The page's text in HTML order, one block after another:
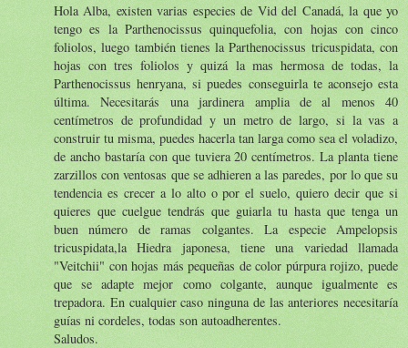
Hola Alba, existen varias especies de Vid del Canadá, la que yo
tengo es la Parthenocissus quinquefolia, con hojas con cinco
foliolos, luego también tienes la Parthenocissus tricuspidata, con
hojas con tres foliolos y quizá la mas hermosa de todas, la
Parthenocissus henryana, si puedes conseguirla te aconsejo esta
última. Necesitarás una jardinera amplia de al menos 40
centímetros de profundidad y un metro de largo, si la vas a
construir tu misma, puedes hacerla tan larga como sea el voladizo,
de ancho bastaría con que tuviera 20 centímetros. La planta tiene
zarzillos con ventosas que se adhieren a las paredes, por lo que su
tendencia es crecer a lo alto o por el suelo, quiero decir que si
quieres que cuelgue tendrás que guiarla tu hasta que tenga un
buen número de ramas colgantes. La especie Ampelopsis
tricuspidata,la Hiedra japonesa, tiene una variedad llamada
"Veitchii" con hojas más pequeñas de color púrpura rojizo, puede
que se adapte mejor como colgante, aunque igualmente es
trepadora. En cualquier caso ninguna de las anteriores necesitaría
guías ni cordeles, todas son autoadherentes.
Saludos.